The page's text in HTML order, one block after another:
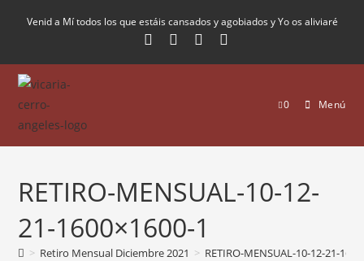
Venid a Mí todos los que estáis cansados y agobiados y Yo os aliviaré
0 Menú
RETIRO-MENSUAL-10-12-
21-1600×1600-1
> Retiro Mensual Diciembre 2021 > RETIRO-MENSUAL-10-12-21-